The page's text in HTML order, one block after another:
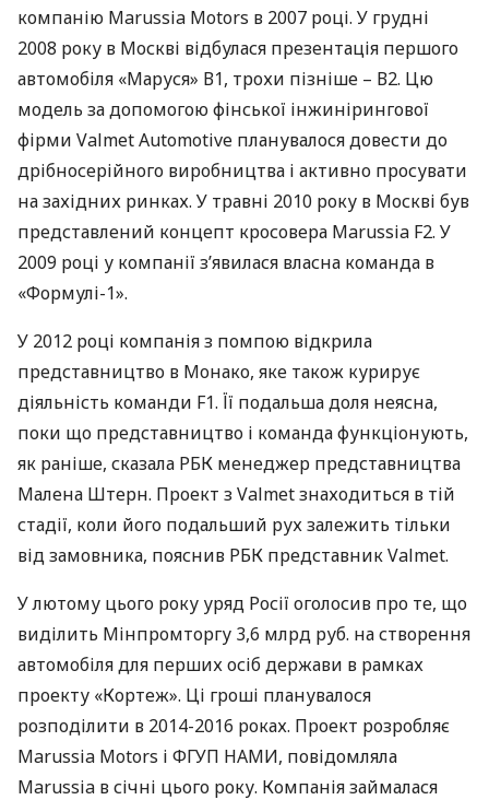
компанію Marussia Motors в 2007 році. У грудні
2008 року в Москві відбулася презентація першого
автомобіля «Маруся» В1, трохи пізніше – В2. Цю
модель за допомогою фінської інжинірингової
фірми Valmet Automotive планувалося довести до
дрібносерійного виробництва і активно просувати
на західних ринках. У травні 2010 року в Москві був
представлений концепт кросовера Marussia F2. У
2009 році у компанії з’явилася власна команда в
«Формулі-1».
У 2012 році компанія з помпою відкрила
представництво в Монако, яке також курирує
діяльність команди F1. Її подальша доля неясна,
поки що представництво і команда функціонують,
як раніше, сказала РБК менеджер представництва
Малена Штерн. Проект з Valmet знаходиться в тій
стадії, коли його подальший рух залежить тільки
від замовника, пояснив РБК представник Valmet.
У лютому цього року уряд Росії оголосив про те, що
виділить Мінпромторгу 3,6 млрд руб. на створення
автомобіля для перших осіб держави в рамках
проекту «Кортеж». Ці гроші планувалося
розподілити в 2014-2016 роках. Проект розробляє
Marussia Motors і ФГУП НАМИ, повідомляла
Marussia в січні цього року. Компанія займалася